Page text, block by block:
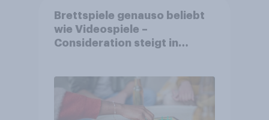
Brettspiele genauso beliebt
wie Videospiele –
Consideration steigt in